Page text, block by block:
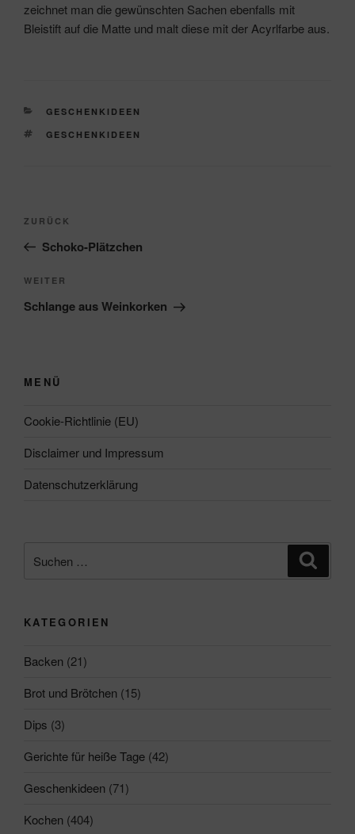
zeichnet man die gewünschten Sachen ebenfalls mit
Bleistift auf die Matte und malt diese mit der Acyrlfarbe aus.
KATEGORIEN
GESCHENKIDEEN
SCHLAGWÖRTER
GESCHENKIDEEN
Beitragsnavigation
Vorheriger
Beitrag
ZURÜCK
Schoko-Plätzchen
Nächster
Beitrag
WEITER
Schlange aus Weinkorken
MENÜ
Cookie-Richtlinie (EU)
Disclaimer und Impressum
Datenschutzerklärung
nach:
KATEGORIEN
Backen (21)
Brot und Brötchen (15)
Dips (3)
Gerichte für heiße Tage (42)
Geschenkideen (71)
Kochen (404)